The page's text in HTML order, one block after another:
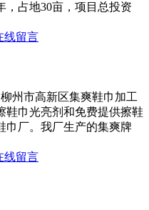
，占地30亩，项目总投资
线留言
柳州市高新区集爽鞋巾加工
鞋巾光亮剂和免费提供擦鞋
巾厂。我厂生产的集爽牌
线留言